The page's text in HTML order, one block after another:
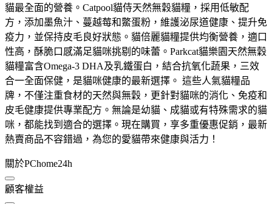
貓最全面的營養。Catpool貓侍天然無穀貓糧，採用低敏配
方，添加墨魚汁、蔓越莓和鱉蛋粉，維護泌尿道健康、提升免
疫力，並保持皮毛良好狀態。貓倍麗貓糧提供均衡營養，適口
性高，酥脆口感滿足貓咪挑剔的味蕾。Parkcat貓樂園天然無穀
貓糧富含Omega-3 DHA及乳鐵蛋白，結合抗氧化蔬果，三效
合一全面保健，是貓咪健康的最新選擇。 這些人氣貓糧品
牌，不僅注重食材的天然與無穀，更針對貓咪的消化、免疫和
皮毛健康提供專業配方。無論是幼貓、成貓或有特殊需求的貓
咪，都能找到適合的選擇。現在購買，享多重優惠促銷，最新
熱賣商品不容錯過，為您的愛貓帶來健康與活力！
關於PChome24h
顧客權益